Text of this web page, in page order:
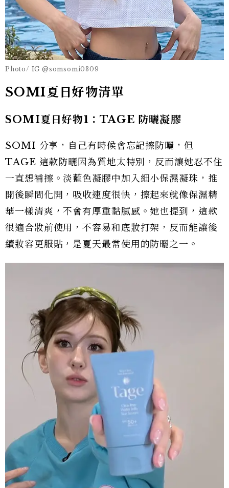
Photo/ IG @somsomi0309
SOMI夏日好物清單
SOMI夏日好物1：TAGE 防曬凝膠
SOMI 分享，自己有時候會忘記擦防曬，但
TAGE 這款防曬因為質地太特別，反而讓她忍不住
一直想補擦。淡藍色凝膠中加入細小保濕凝珠，推
開後瞬間化開，吸收速度很快，擦起來就像保濕精
華一樣清爽，不會有厚重黏膩感。她也提到，這款
很適合妝前使用，不容易和底妝打架，反而能讓後
續妝容更服貼，是夏天最常使用的防曬之一。